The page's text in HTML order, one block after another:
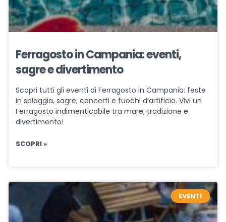
Ferragosto in Campania: eventi,
sagre e divertimento
Scopri tutti gli eventi di Ferragosto in Campania: feste
in spiaggia, sagre, concerti e fuochi d’artificio. Vivi un
Ferragosto indimenticabile tra mare, tradizione e
divertimento!
SCOPRI »
EVENTI